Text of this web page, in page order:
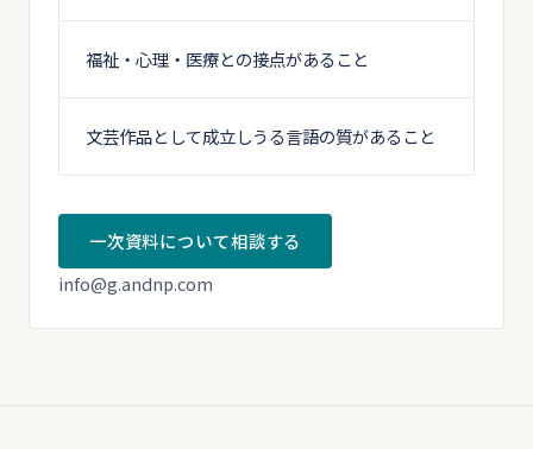
福祉・心理・医療との接点があること
文芸作品として成立しうる言語の質があること
一次資料について相談する
info@g.andnp.com